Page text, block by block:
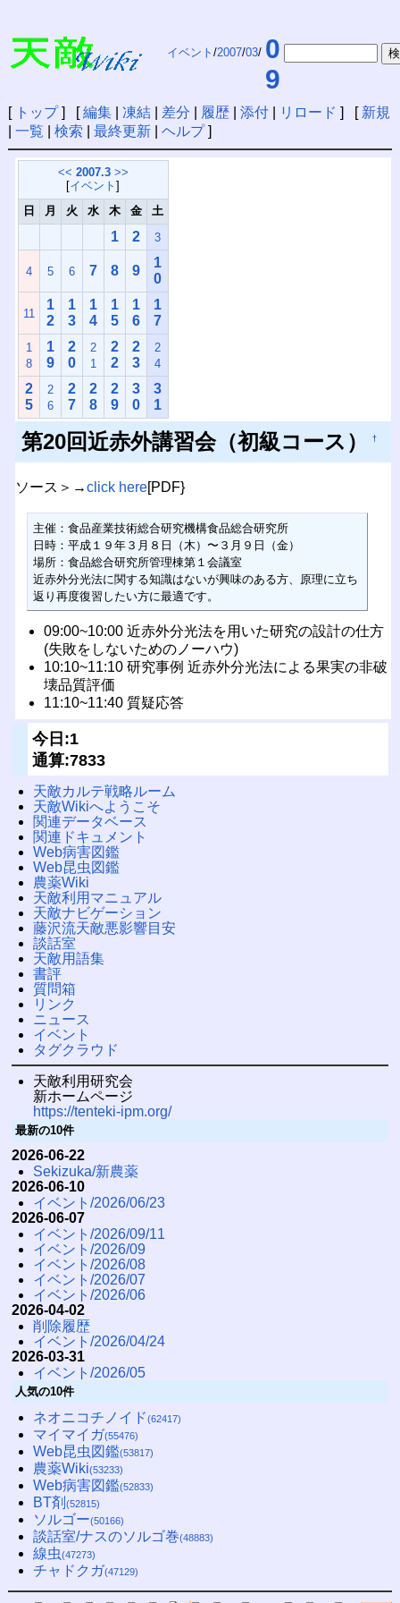
イベント /2007/03/ 0
9
[ トップ] [編集| 凍結| 差分 履歴| 添付| リロード ] [ 新規
一覧 検索 最終更新| ヘルプ]
<< 2007.3 >>
[イベント]
日
月 火 水 木 金 土
1 2 3
4 5 6 7 8 9
1
0
11
1
2
1
3
1
4
1
5
1
6
1
7
1
8
1
9
2
0
2
1
2
2
2
3
2
4
2
5
2
6
2
7
2
8
2
9
3
0
3
1
第20回近赤外講習会（初級コース） †
ソース＞→click here[PDF}
主催：食品産業技術総合研究機構食品総合研究所
日時：平成１９年３月８日（木）〜３月９日（金）
場所：食品総合研究所管理棟第１会議室
近赤外分光法に関する知識はないが興味のある方、原理に立ち
返り再度復習したい方に最適です。
09:00~10:00 近赤外分光法を用いた研究の設計の仕方
(失敗をしないためのノーハウ)
10:10~11:10 研究事例 近赤外分光法による果実の非破
壊品質評価
11:10~11:40 質疑応答
今日:1
通算:7833
天敵カルテ戦略ルーム
天敵Wikiへようこそ
関連データベース
関連ドキュメント
Web病害図鑑
Web昆虫図鑑
農薬Wiki
天敵利用マニュアル
天敵ナビゲーション
藤沢流天敵悪影響目安
談話室
天敵用語集
書評
質問箱
リンク
ニュース
イベント
タグクラウド
天敵利用研究会
新ホームページ
https://tenteki-ipm.org/
最新の10件
2026-06-22
Sekizuka/新農薬
2026-06-10
イベント/2026/06/23
2026-06-07
イベント/2026/09/11
イベント/2026/09
イベント/2026/08
イベント/2026/07
イベント/2026/06
2026-04-02
削除履歴
イベント/2026/04/24
2026-03-31
イベント/2026/05
人気の10件
ネオニコチノイド(62417)
マイマイガ(55476)
Web昆虫図鑑(53817)
農薬Wiki(53233)
Web病害図鑑(52833)
BT剤 (52815)
ソルゴー(50166)
談話室/ナスのソルゴ巻(48883)
線虫(47273)
チャドクガ(47129)